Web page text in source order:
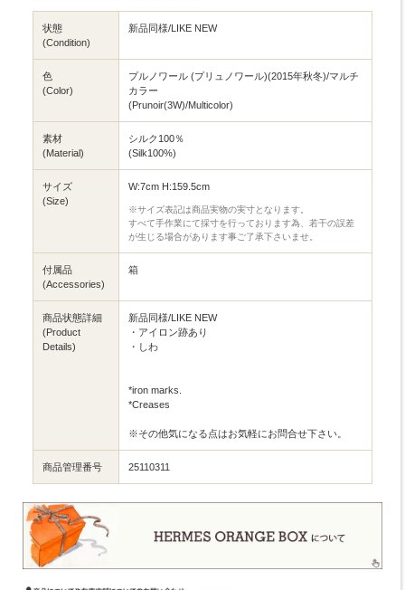
状態
(Condition)
新品同様/LIKE NEW
色
(Color)
プルノワール (プリュノワール)(2015年秋冬)/マルチ
カラー
(Prunoir(3W)/Multicolor)
素材
(Material)
シルク100％
(Silk100%)
サイズ
(Size)
W:7cm H:159.5cm
※サイズ表記は商品実物の実寸となります。
すべて手作業にて採寸を行っております為、若干の誤差
が生じる場合があります事ご了承下さいませ。
付属品
(Accessories)
箱
商品状態詳細
(Product
Details)
新品同様/LIKE NEW
・アイロン跡あり
・しわ
*iron marks.
*Creases
※その他気になる点はお気軽にお問合せ下さい。
商品管理番号 25110311